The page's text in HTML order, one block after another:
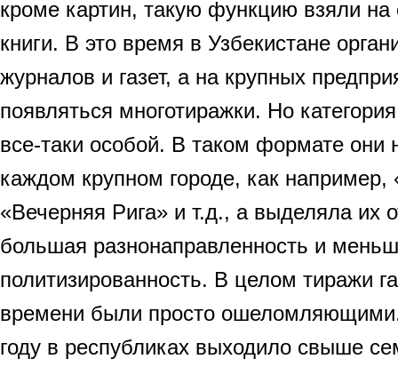
кроме картин, такую функцию взяли на
книги. В это время в Узбекистане
журналов и газет, а на крупных
появляться многотиражки. Но
все-таки особой. В таком формате они
каждом крупном городе, как
«Вечерняя Рига» и т.д., а выделяла их
большая разнонаправленность и
политизированность. В целом тиражи
времени были просто
году в республиках выходило свыше